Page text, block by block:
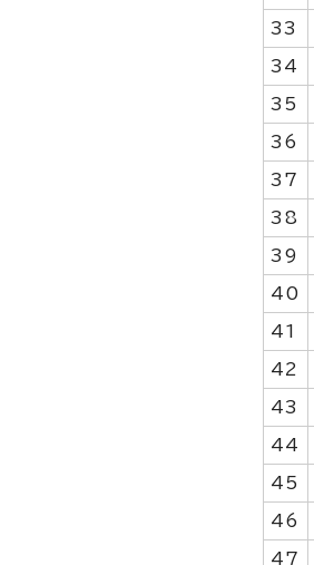
33
34
35
36
37
38
39
40
41
42
43
44
45
46
47